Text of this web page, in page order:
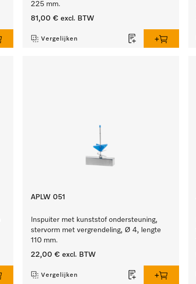
225 mm.
81,00 € excl. BTW
Vergelijken
APLW 051
Inspuiter met kunststof ondersteuning,
stervorm met vergrendeling, Ø 4, lengte
110 mm.
22,00 € excl. BTW
Vergelijken